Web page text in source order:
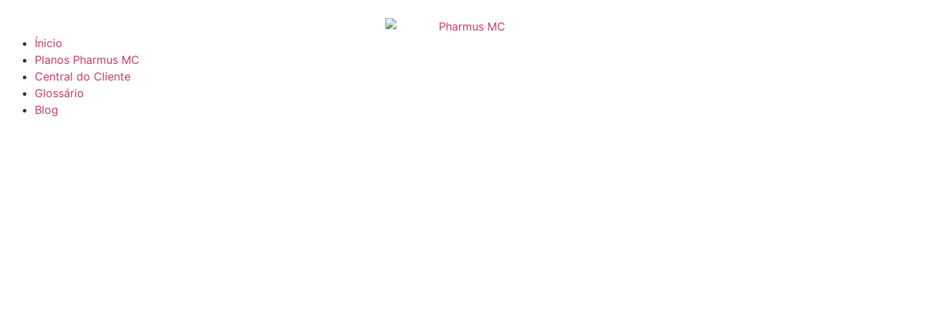
Ínicio
Planos Pharmus MC
Central do Cliente
Glossário
Blog